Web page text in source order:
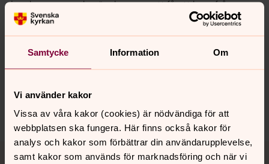
Samtycke Information Om
Vi använder kakor
Vissa av våra kakor (cookies) är nödvändiga för att
webbplatsen ska fungera. Här finns också kakor för
analys och kakor som förbättrar din användarupplevelse,
samt kakor som används för marknadsföring och när vi
innehavare som berörs kommer att få ett brev från
kyrkogårdsförvaltningen med mer information om hur
stenen kan säkras.
Senast ändrad 31 januari 2017
Tillbaka till toppen
Tillbaka till innehållet